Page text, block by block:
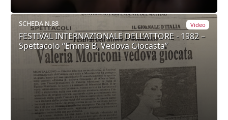
SCHEDA N.88 Video
FESTIVAL INTERNAZIONALE DELL’ATTORE - 1982 –
Spettacolo “Emma B. Vedova Giocasta”